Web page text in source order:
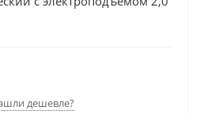
дешевле?